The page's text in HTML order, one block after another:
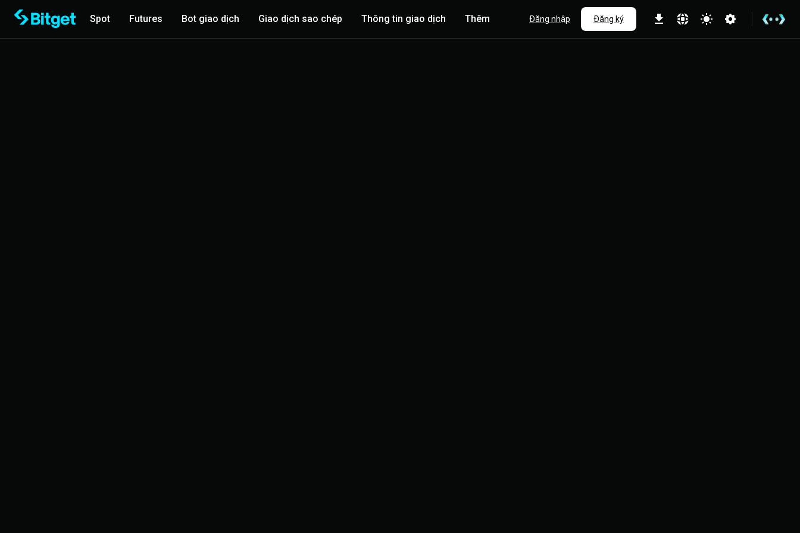
Spot Futures Bot giao dịch Giao dịch sao chép Thông tin giao dịch Thêm Đăng nhập Đăng ký